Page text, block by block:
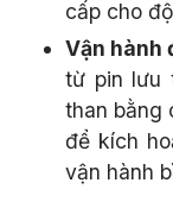
cấp cho
Vận hành
từ pin lưu
than bằng
để kích
vận hành